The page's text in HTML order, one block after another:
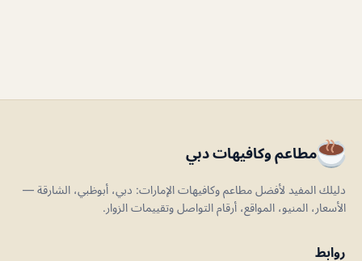
مطاعم وكافيهات دبي
دليلك المفيد لأفضل مطاعم وكافيهات الإمارات: دبي، أبوظبي، الشارقة —
الأسعار، المنيو، المواقع، أرقام التواصل وتقييمات الزوار.
روابط